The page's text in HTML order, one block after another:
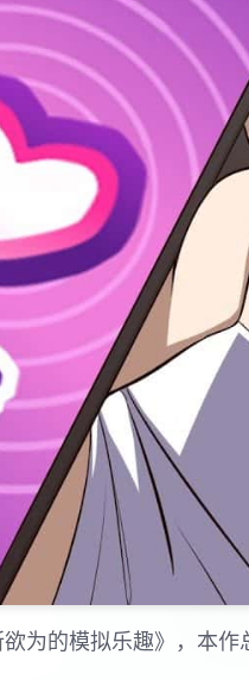
为的模拟乐趣》，本作